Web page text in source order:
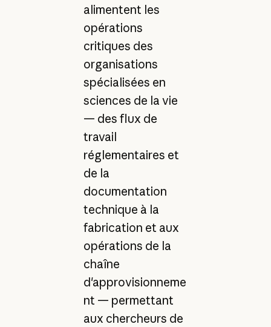
alimentent les
opérations
critiques des
organisations
spécialisées en
sciences de la vie
— des flux de
travail
réglementaires et
de la
documentation
technique à la
fabrication et aux
opérations de la
chaîne
d'approvisionneme
nt — permettant
aux chercheurs de